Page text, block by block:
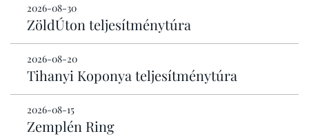
2026-08-30
ZöldÚton teljesítménytúra
2026-08-20
Tihanyi Koponya teljesítménytúra
2026-08-15
Zemplén Ring